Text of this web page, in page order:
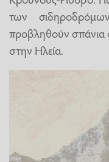
των
προβληθούν σπάνια
στην Ηλεία.